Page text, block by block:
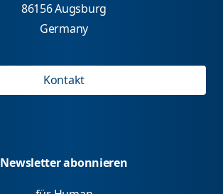
86156 Augsburg
Germany
Kontakt
Newsletter abonnieren